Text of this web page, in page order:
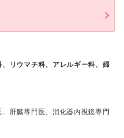
リウマチ科、アレルギー科、婦
肝臓専門医、消化器内視鏡専門